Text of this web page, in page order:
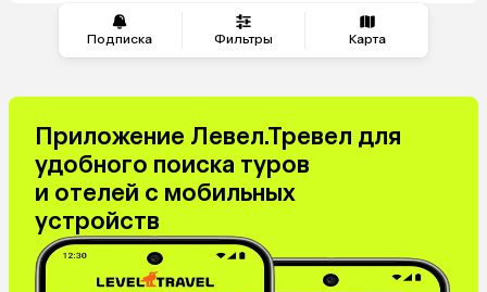
Подписка Фильтры Карта
Приложение Левел.Тревел для
удобного поиска туров
и отелей с мобильных
устройств